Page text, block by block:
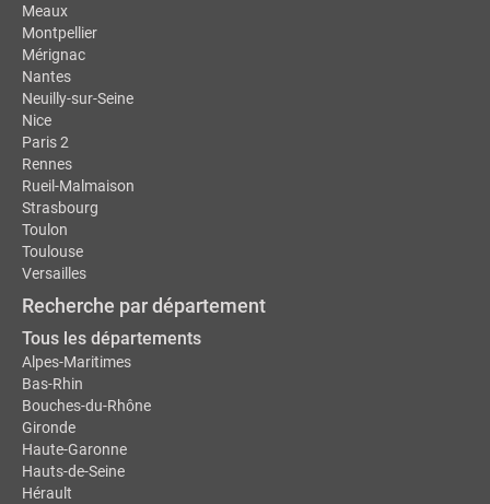
Meaux
Montpellier
Mérignac
Nantes
Neuilly-sur-Seine
Nice
Paris 2
Rennes
Rueil-Malmaison
Strasbourg
Toulon
Toulouse
Versailles
Recherche par département
Tous les départements
Alpes-Maritimes
Bas-Rhin
Bouches-du-Rhône
Gironde
Haute-Garonne
Hauts-de-Seine
Hérault